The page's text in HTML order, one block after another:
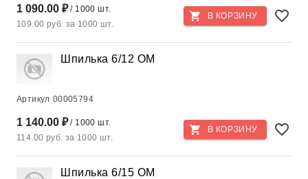
1 090.00 ₽/ 1000 шт.
109.00 руб. за 1000 шт.
В КОРЗИНУ
Шпилька 6/12 OM
Артикул 00005794
1 140.00 ₽/ 1000 шт.
114.00 руб. за 1000 шт.
В КОРЗИНУ
Шпилька 6/15 OM